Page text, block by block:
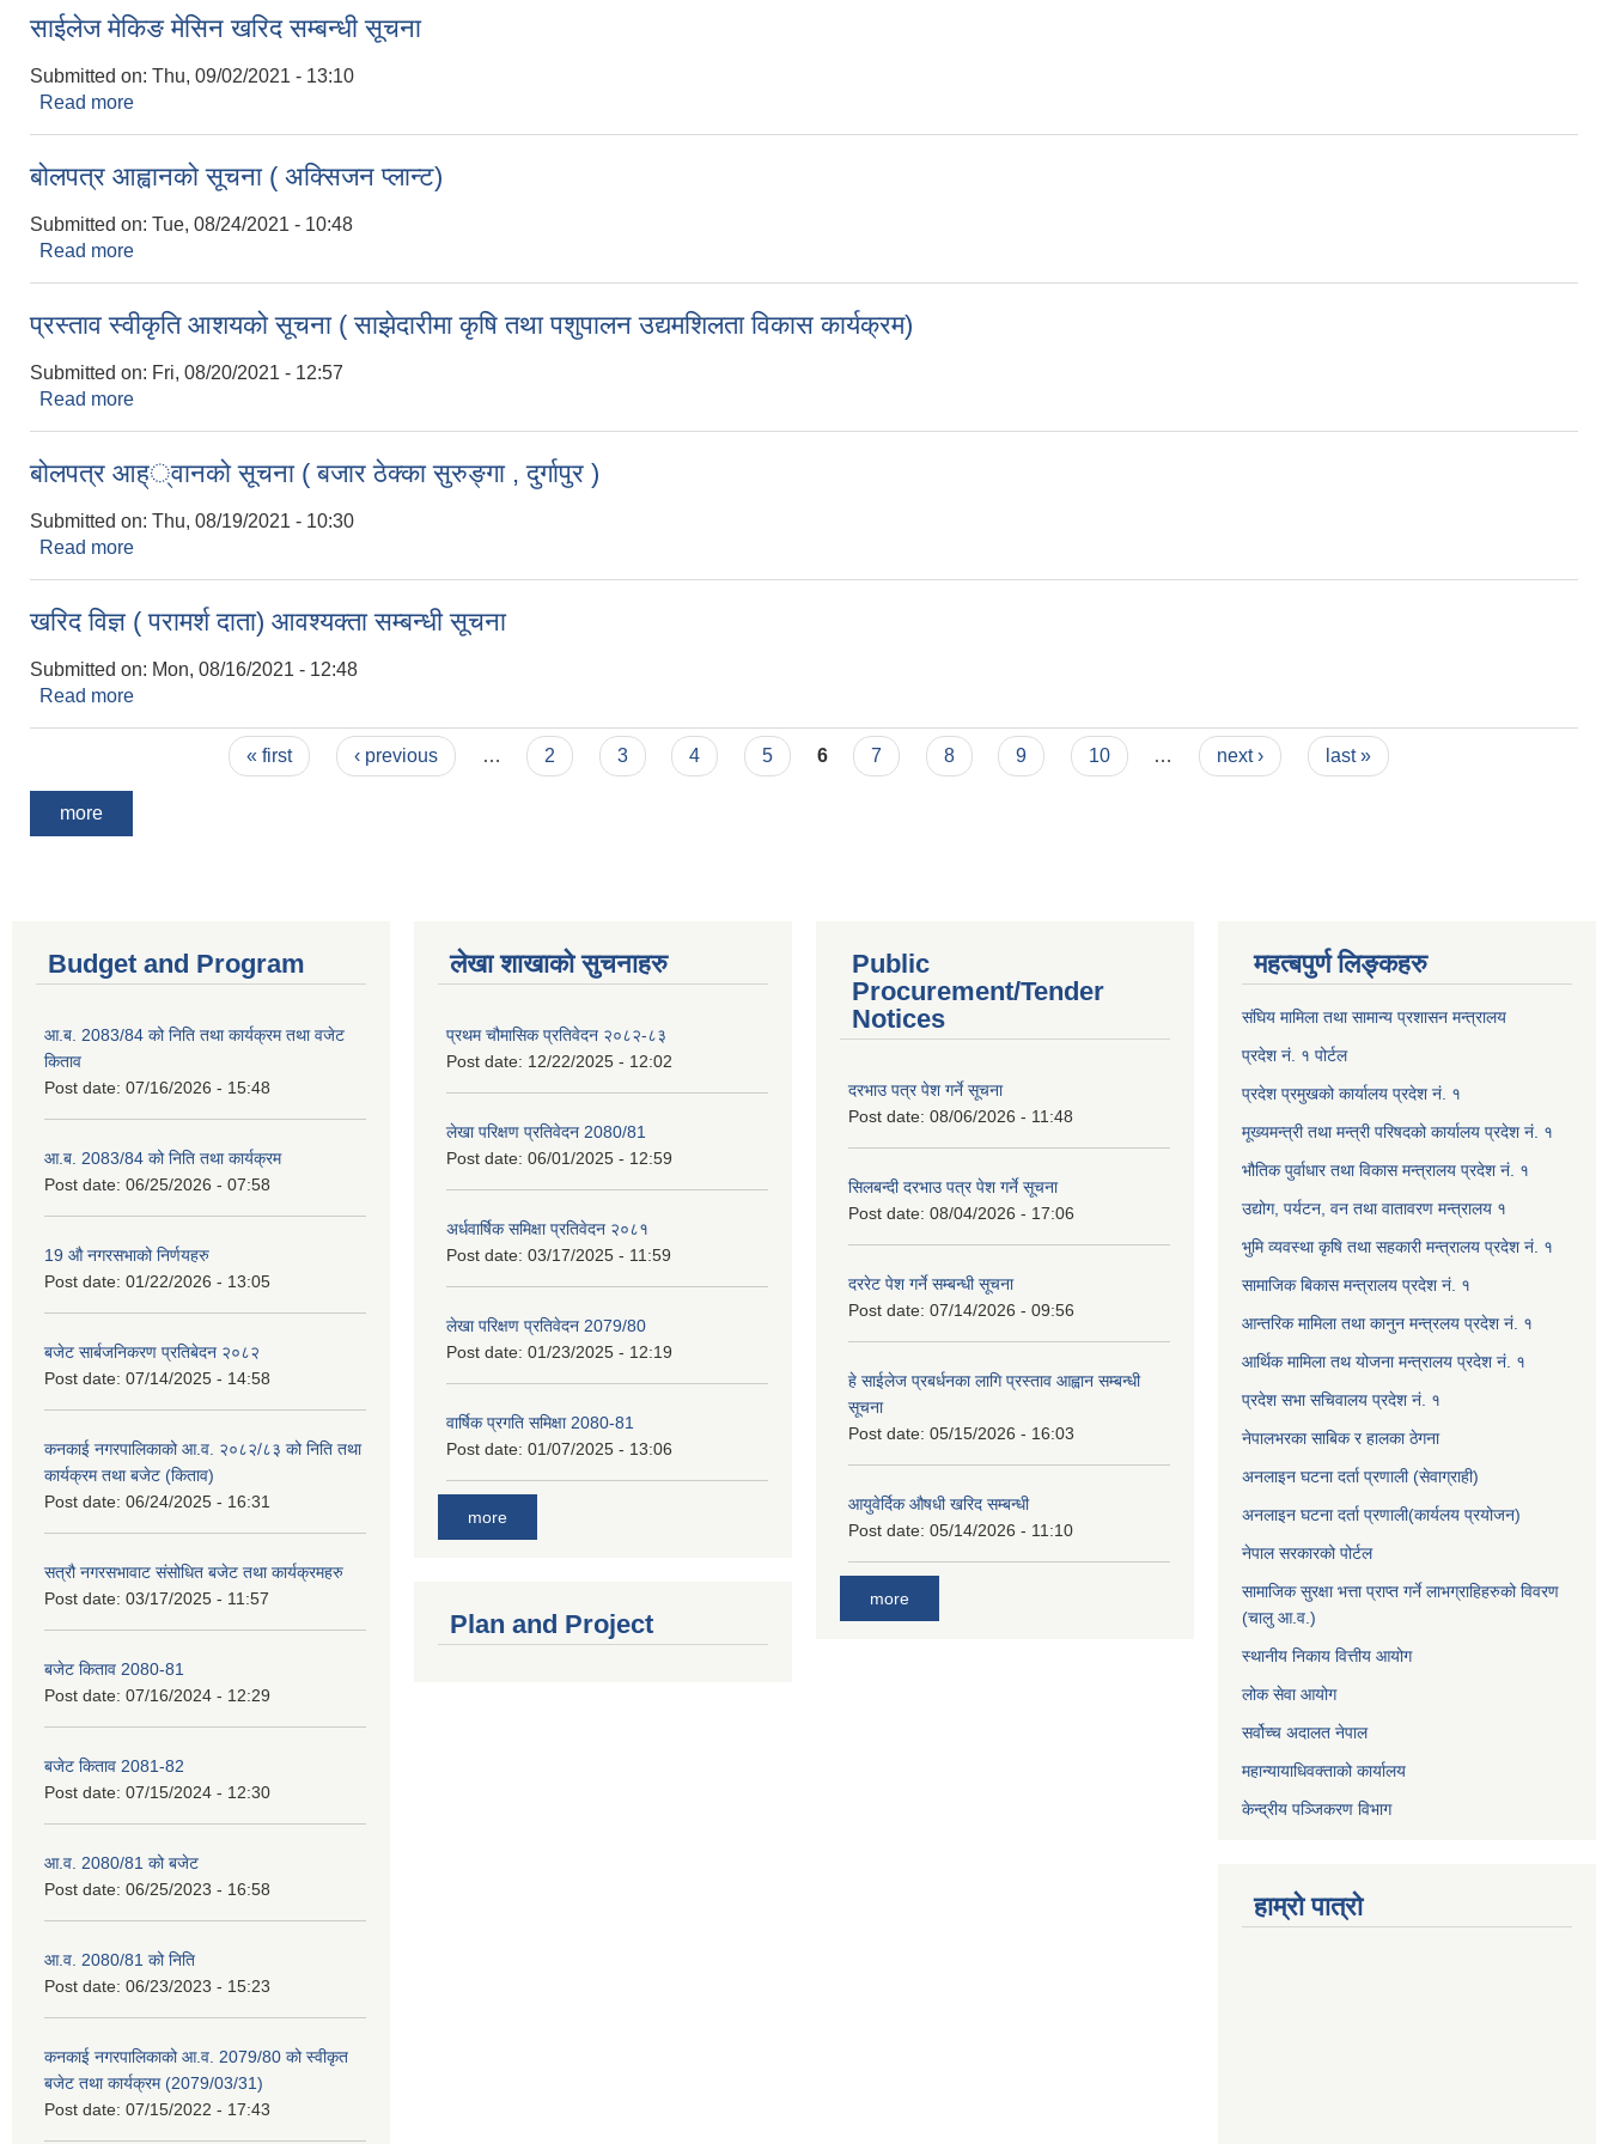
साईलेज मेकिङ मेसिन खरिद सम्बन्धी सूचना
Submitted on: Thu, 09/02/2021 - 13:10
Read more
बोलपत्र आह्वानको सूचना ( अक्सिजन प्लान्ट)
Submitted on: Tue, 08/24/2021 - 10:48
Read more
प्रस्ताव स्वीकृति आशयको सूचना ( साझेदारीमा कृषि तथा पशुपालन उद्यमशिलता विकास कार्यक्रम)
Submitted on: Fri, 08/20/2021 - 12:57
Read more
बोलपत्र आह््वानको सूचना ( बजार ठेक्का सुरुङ्गा , दुर्गापुर )
Submitted on: Thu, 08/19/2021 - 10:30
Read more
खरिद विज्ञ ( परामर्श दाता) आवश्यक्ता सम्बन्धी सूचना
Submitted on: Mon, 08/16/2021 - 12:48
Read more
« first ‹ previous … 2 3 4 5 6 7 8 9 10 … next › last »
more
Budget and Program
आ.ब. 2083/84 को निति तथा कार्यक्रम तथा वजेट
किताव
Post date: 07/16/2026 - 15:48
आ.ब. 2083/84 को निति तथा कार्यक्रम
Post date: 06/25/2026 - 07:58
19 औ नगरसभाको निर्णयहरु
Post date: 01/22/2026 - 13:05
बजेट सार्बजनिकरण प्रतिबेदन २०८२
Post date: 07/14/2025 - 14:58
कनकाई नगरपालिकाको आ.व. २०८२/८३ को निति तथा
कार्यक्रम तथा बजेट (किताव)
Post date: 06/24/2025 - 16:31
सत्रौ नगरसभावाट संसोधित बजेट तथा कार्यक्रमहरु
Post date: 03/17/2025 - 11:57
बजेट किताव 2080-81
Post date: 07/16/2024 - 12:29
बजेट किताव 2081-82
Post date: 07/15/2024 - 12:30
आ.व. 2080/81 को बजेट
Post date: 06/25/2023 - 16:58
आ.व. 2080/81 को निति
Post date: 06/23/2023 - 15:23
कनकाई नगरपालिकाको आ.व. 2079/80 को स्वीकृत
बजेट तथा कार्यक्रम (2079/03/31)
Post date: 07/15/2022 - 17:43
लेखा शाखाको सुचनाहरु
प्रथम चौमासिक प्रतिवेदन २०८२-८३
Post date: 12/22/2025 - 12:02
लेखा परिक्षण प्रतिवेदन 2080/81
Post date: 06/01/2025 - 12:59
अर्धवार्षिक समिक्षा प्रतिवेदन २०८१
Post date: 03/17/2025 - 11:59
लेखा परिक्षण प्रतिवेदन 2079/80
Post date: 01/23/2025 - 12:19
वार्षिक प्रगति समिक्षा 2080-81
Post date: 01/07/2025 - 13:06
more
Plan and Project
Public
Procurement/Tender
Notices
दरभाउ पत्र पेश गर्ने सूचना
Post date: 08/06/2026 - 11:48
सिलबन्दी दरभाउ पत्र पेश गर्ने सूचना
Post date: 08/04/2026 - 17:06
दररेट पेश गर्ने सम्बन्धी सूचना
Post date: 07/14/2026 - 09:56
हे साईलेज प्रबर्धनका लागि प्रस्ताव आह्वान सम्बन्धी
सूचना
Post date: 05/15/2026 - 16:03
आयुवेर्दिक औषधी खरिद सम्बन्धी
Post date: 05/14/2026 - 11:10
more
महत्बपुर्ण लिङ्कहरु
संघिय मामिला तथा सामान्य प्रशासन मन्त्रालय
प्रदेश नं. १ पोर्टल
प्रदेश प्रमुखको कार्यालय प्रदेश नं. १
मूख्यमन्त्री तथा मन्त्री परिषदको कार्यालय प्रदेश नं. १
भौतिक पुर्वाधार तथा विकास मन्त्रालय प्रदेश नं. १
उद्योग, पर्यटन, वन तथा वातावरण मन्त्रालय १
भुमि व्यवस्था कृषि तथा सहकारी मन्त्रालय प्रदेश नं. १
सामाजिक बिकास मन्त्रालय प्रदेश नं. १
आन्तरिक मामिला तथा कानुन मन्त्रलय प्रदेश नं. १
आर्थिक मामिला तथ योजना मन्त्रालय प्रदेश नं. १
प्रदेश सभा सचिवालय प्रदेश नं. १
नेपालभरका साबिक र हालका ठेगना
अनलाइन घटना दर्ता प्रणाली (सेवाग्राही)
अनलाइन घटना दर्ता प्रणाली(कार्यलय प्रयोजन)
नेपाल सरकारको पोर्टल
सामाजिक सुरक्षा भत्ता प्राप्त गर्ने लाभग्राहिहरुको विवरण
(चालु आ.व.)
स्थानीय निकाय वित्तीय आयोग
लोक सेवा आयोग
सर्वोच्च अदालत नेपाल
महान्यायाधिवक्ताको कार्यालय
केन्द्रीय पञ्जिकरण विभाग
हाम्रो पात्रो